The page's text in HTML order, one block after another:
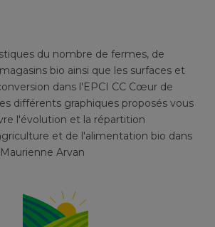
du nombre de fermes, de
bio ainsi que les surfaces et
dans l'EPCI CC Cœur de
différents graphiques proposés vous
l'évolution et la répartition
et de l'alimentation bio dans
Arvan